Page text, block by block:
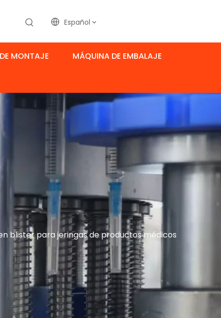
Español
MONTAJE MÁQUINA DE EMBALAJE
blister para jeringas de productos médicos